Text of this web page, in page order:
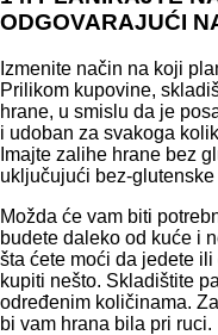
ODGOVARAJUĆI
Izmenite način na koji
Prilikom kupovine,
hrane, u smislu da je
i udoban za svakoga
Imajte zalihe hrane bez
uključujući bez-
Možda će vam biti
budete daleko od kuće i
šta ćete moći da jedete ili
kupiti nešto. Skladištite
određenim količinama.
bi vam hrana bila pri ruci.